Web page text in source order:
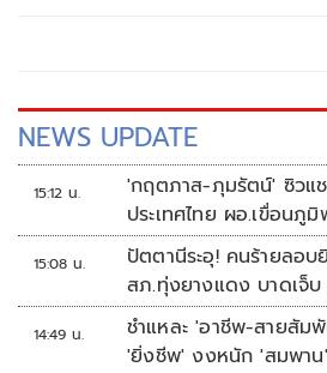
NEWS UPDATE
15:12 น.
'กฤตภาส-ภุมรัตน์' ซิวแ
ประเทศไทย ผอ.เขื่อนภู
ต่อ ปี 2570
15:08 น.
ปัตตานีระอุ! คนร้ายลอบ
สภ.ทุ่งยางแดง บาดเจ็
เหตุ
14:49 น.
ชำแหละ 'อาชีพ-สายสัม
'ยิ่งชีพ' งงหนัก 'สมพาน'